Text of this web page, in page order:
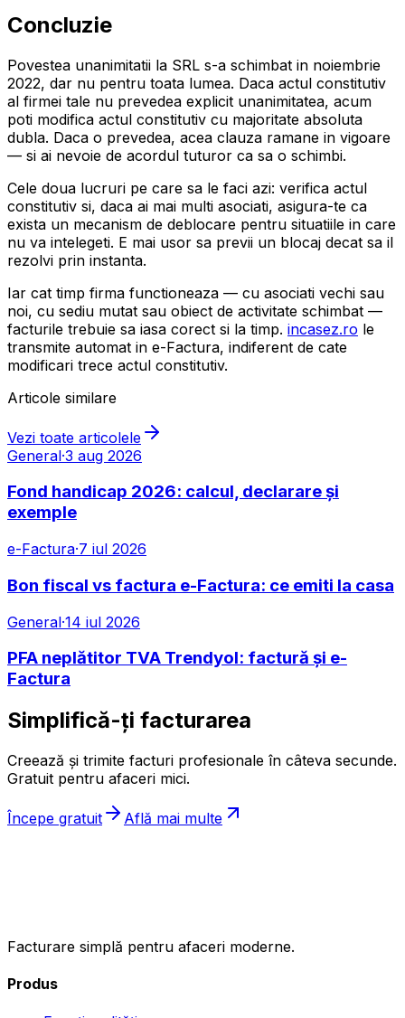
Concluzie
Povestea unanimitatii la SRL s-a schimbat in noiembrie
2022, dar nu pentru toata lumea. Daca actul constitutiv
al firmei tale nu prevedea explicit unanimitatea, acum
poti modifica actul constitutiv cu majoritate absoluta
dubla. Daca o prevedea, acea clauza ramane in vigoare
— si ai nevoie de acordul tuturor ca sa o schimbi.
Cele doua lucruri pe care sa le faci azi: verifica actul
constitutiv si, daca ai mai multi asociati, asigura-te ca
exista un mecanism de deblocare pentru situatiile in care
nu va intelegeti. E mai usor sa previi un blocaj decat sa il
rezolvi prin instanta.
Iar cat timp firma functioneaza — cu asociati vechi sau
noi, cu sediu mutat sau obiect de activitate schimbat —
facturile trebuie sa iasa corect si la timp. incasez.ro le
transmite automat in e-Factura, indiferent de cate
modificari trece actul constitutiv.
Articole similare
Vezi toate articolele
General·3 aug 2026
Fond handicap 2026: calcul, declarare și
exemple
e-Factura·7 iul 2026
Bon fiscal vs factura e-Factura: ce emiti la casa
General·14 iul 2026
PFA neplătitor TVA Trendyol: factură și e-
Factura
Simplifică-ți facturarea
Creează și trimite facturi profesionale în câteva secunde.
Gratuit pentru afaceri mici.
Începe gratuit Află mai multe
Facturare simplă pentru afaceri moderne.
Produs